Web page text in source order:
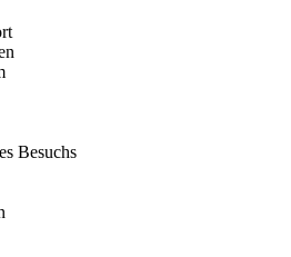
Besuchs